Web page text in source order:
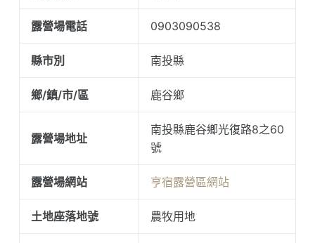
露營場電話 0903090538
縣市別 南投縣
鄉/鎮/市/區 鹿谷鄉
露營場地址
南投縣鹿谷鄉光復路8之60
號
露營場網站 亨宿露營區網站
土地座落地號 農牧用地